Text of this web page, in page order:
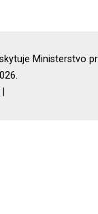
Ministerstvo